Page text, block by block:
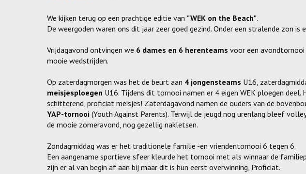
We kijken terug op een prachtige editie van "WEK on the Beach".
De weergoden waren ons dit jaar zeer goed gezind. Onder een stralende zon is
Vrijdagavond ontvingen we 6 dames en 6 herenteams voor een
mooie wedstrijden.
Op zaterdagmorgen was het de beurt aan 4 jongensteams U16,
meisjesploegen U16. Tijdens dit tornooi namen er 4 eigen WEK ploegen
schitterend, proficiat meisjes! Zaterdagavond namen de ouders van de
YAP-tornooi (Youth Against Parents). Terwijl de jeugd nog urenlang bleef
de mooie zomeravond, nog gezellig nakletsen.
Zondagmiddag was er het traditionele familie -en vriendentornooi 6 tegen 6.
Een aangename sportieve sfeer kleurde het tornooi met als winnaar de
zijn er al van begin af aan bij maar dit is hun eerst overwinning, Proficiat.